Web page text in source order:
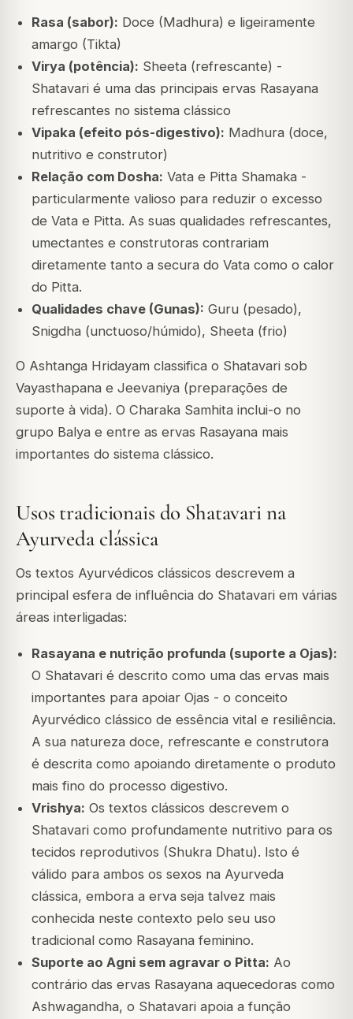
Rasa (sabor): Doce (Madhura) e ligeiramente
amargo (Tikta)
Virya (potência): Sheeta (refrescante) -
Shatavari é uma das principais ervas Rasayana
refrescantes no sistema clássico
Vipaka (efeito pós-digestivo): Madhura (doce,
nutritivo e construtor)
Relação com Dosha: Vata e Pitta Shamaka -
particularmente valioso para reduzir o excesso
de Vata e Pitta. As suas qualidades refrescantes,
umectantes e construtoras contrariam
diretamente tanto a secura do Vata como o calor
do Pitta.
Qualidades chave (Gunas): Guru (pesado),
Snigdha (unctuoso/húmido), Sheeta (frio)
O Ashtanga Hridayam classifica o Shatavari sob
Vayasthapana e Jeevaniya (preparações de
suporte à vida). O Charaka Samhita inclui-o no
grupo Balya e entre as ervas Rasayana mais
importantes do sistema clássico.
Usos tradicionais do Shatavari na
Ayurveda clássica
Os textos Ayurvédicos clássicos descrevem a
principal esfera de influência do Shatavari em várias
áreas interligadas:
Rasayana e nutrição profunda (suporte a Ojas):
O Shatavari é descrito como uma das ervas mais
importantes para apoiar Ojas - o conceito
Ayurvédico clássico de essência vital e resiliência.
A sua natureza doce, refrescante e construtora
é descrita como apoiando diretamente o produto
mais fino do processo digestivo.
Vrishya: Os textos clássicos descrevem o
Shatavari como profundamente nutritivo para os
tecidos reprodutivos (Shukra Dhatu). Isto é
válido para ambos os sexos na Ayurveda
clássica, embora a erva seja talvez mais
conhecida neste contexto pelo seu uso
tradicional como Rasayana feminino.
Suporte ao Agni sem agravar o Pitta: Ao
contrário das ervas Rasayana aquecedoras como
Ashwagandha, o Shatavari apoia a função